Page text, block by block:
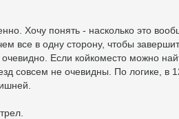
Хочу понять - насколько это
все в одну сторону, чтобы
Если койкоместо можно
совсем не очевидны. По логике, в